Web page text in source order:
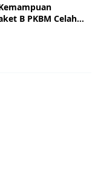
B PKBM Celah